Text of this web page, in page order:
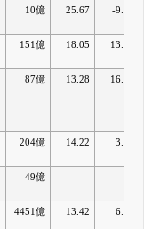
10億 25.67 -9.37
151億 18.05 13.64
87億 13.28 16.81
204億 14.22 3.71
49億
4451億 13.42 6.83